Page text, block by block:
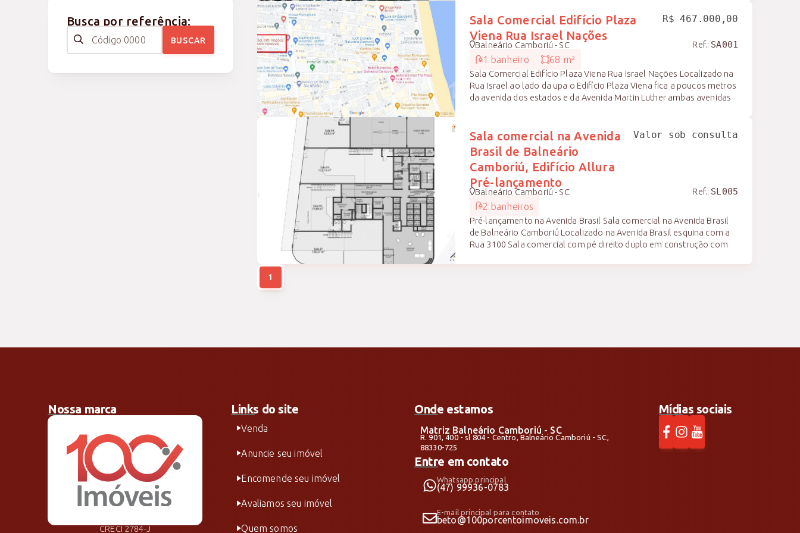
Busca por referência:
BUSCAR
brava, Itajaí, centro de BC, etc. Imóvel locado
Sala Comercial Edifício Plaza
Viena Rua Israel Nações
R$ 467.000,00
Balneário Camboriú - SC Ref.: SA001
1 banheiro 68 m²
Sala Comercial Edifício Plaza Viena Rua Israel Nações Localizado na
Rua Israel ao lado da upa o Edifício Plaza Viena fica a poucos metros
da avenida dos estados e da Avenida Martin Luther ambas avenidas
logo a frente onde carros param bem em frente a sala, ela também
fica ao lado da upa (unidade de saúde pública) , ao lado de postos de
gasolina, Supermercados, academias, bancos e de todos os demais
tipos de comércios, grandes e pequenos Entrega em
Sala comercial na Avenida
Brasil de Balneário
Camboriú, Edifício Allura
Pré-lançamento
Valor sob consulta
Balneário Camboriú - SC Ref.: SL005
2 banheiros
Pré-lançamento na Avenida Brasil Sala comercial na Avenida Brasil
de Balneário Camboriú Localizado na Avenida Brasil esquina com a
Rua 3100 Sala comercial com pé direito duplo em construção com
1
Nossa marca
CRECI 2784-J
Links do site
Venda
Anuncie seu imóvel
Encomende seu imóvel
Avaliamos seu imóvel
Quem somos
Onde estamos
Matriz Balneário Camboriú - SC
R. 901, 400 - sl 804 - Centro, Balneário Camboriú - SC,
88330-725
Entre em contato
Whatsapp principal
(47) 99936-0783
E-mail principal para contato
beto@100porcentoimoveis.com.br
Mídias sociais